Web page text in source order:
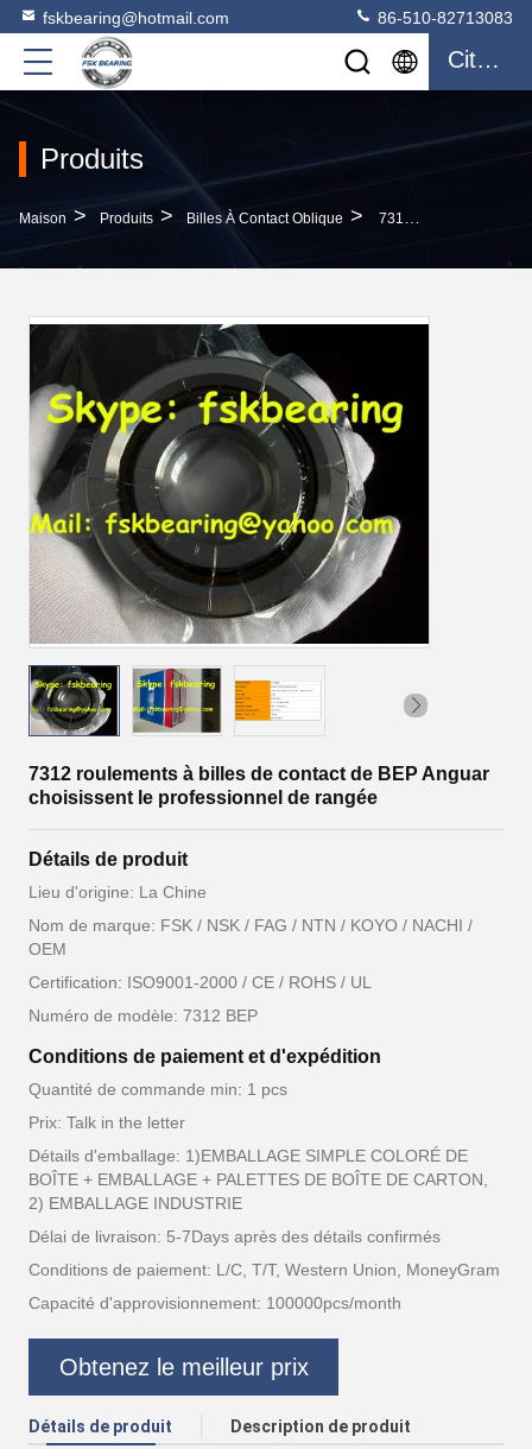
fskbearing@hotmail.com 86-510-82713083
Citation
Produits
Maison > Produits > Billes À Contact Oblique > 7312 Roulements À Billes De Contact De BEP Anguar Choisissent Le Professionnel De Rangée
7312 roulements à billes de contact de BEP Anguar
choisissent le professionnel de rangée
Détails de produit
Lieu d'origine: La Chine
Nom de marque: FSK / NSK / FAG / NTN / KOYO / NACHI /
OEM
Certification: ISO9001-2000 / CE / ROHS / UL
Numéro de modèle: 7312 BEP
Conditions de paiement et d'expédition
Quantité de commande min: 1 pcs
Prix: Talk in the letter
Détails d'emballage: 1)EMBALLAGE SIMPLE COLORÉ DE
BOÎTE + EMBALLAGE + PALETTES DE BOÎTE DE CARTON,
2) EMBALLAGE INDUSTRIE
Délai de livraison: 5-7Days après des détails confirmés
Conditions de paiement: L/C, T/T, Western Union, MoneyGram
Capacité d'approvisionnement: 100000pcs/month
Obtenez le meilleur prix
Détails de produit Description de produit